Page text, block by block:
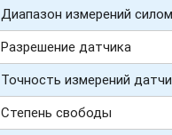
Диапазон измерений
Разрешение датчика
Точность измерений
Степень свободы